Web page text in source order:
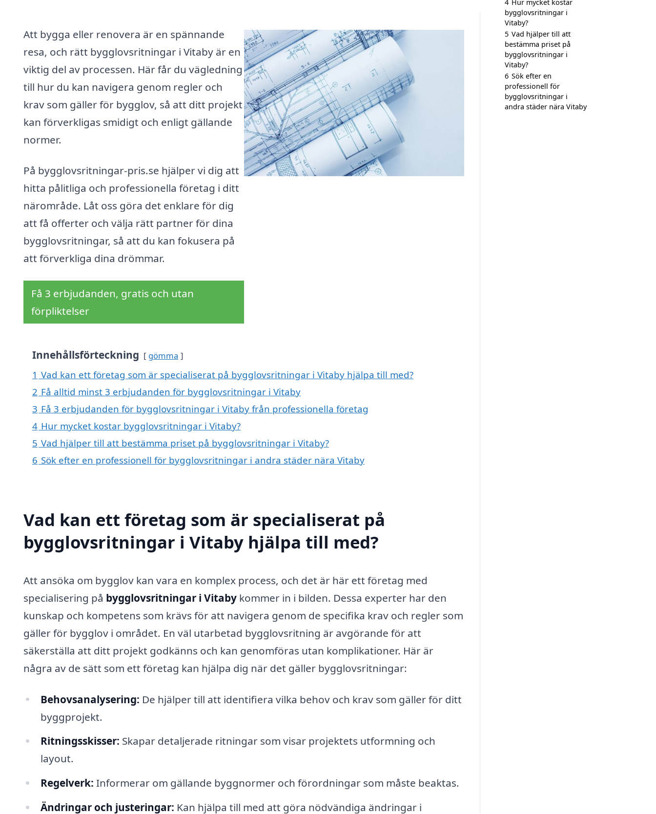
Att bygga eller renovera är en spännande
resa, och rätt bygglovsritningar i Vitaby är en
viktig del av processen. Här får du vägledning
till hur du kan navigera genom regler och
krav som gäller för bygglov, så att ditt projekt
kan förverkligas smidigt och enligt gällande
normer.
På bygglovsritningar-pris.se hjälper vi dig att
hitta pålitliga och professionella företag i ditt
närområde. Låt oss göra det enklare för dig
att få offerter och välja rätt partner för dina
bygglovsritningar, så att du kan fokusera på
att förverkliga dina drömmar.
Få 3 erbjudanden, gratis och utan
förpliktelser
Innehållsförteckning gömma
1 Vad kan ett företag som är specialiserat på bygglovsritningar i Vitaby hjälpa till med?
2 Få alltid minst 3 erbjudanden för bygglovsritningar i Vitaby
3 Få 3 erbjudanden för bygglovsritningar i Vitaby från professionella företag
4 Hur mycket kostar bygglovsritningar i Vitaby?
5 Vad hjälper till att bestämma priset på bygglovsritningar i Vitaby?
6 Sök efter en professionell för bygglovsritningar i andra städer nära Vitaby
Vad kan ett företag som är specialiserat på
bygglovsritningar i Vitaby hjälpa till med?
Att ansöka om bygglov kan vara en komplex process, och det är här ett företag med
specialisering på bygglovsritningar i Vitaby kommer in i bilden. Dessa experter har den
kunskap och kompetens som krävs för att navigera genom de specifika krav och regler som
gäller för bygglov i området. En väl utarbetad bygglovsritning är avgörande för att
säkerställa att ditt projekt godkänns och kan genomföras utan komplikationer. Här är
några av de sätt som ett företag kan hjälpa dig när det gäller bygglovsritningar:
Behovsanalysering: De hjälper till att identifiera vilka behov och krav som gäller för ditt
byggprojekt.
Ritningsskisser: Skapar detaljerade ritningar som visar projektets utformning och
layout.
Regelverk: Informerar om gällande byggnormer och förordningar som måste beaktas.
Ändringar och justeringar: Kan hjälpa till med att göra nödvändiga ändringar i
4 Hur mycket kostar
bygglovsritningar i
Vitaby?
5 Vad hjälper till att
bestämma priset på
bygglovsritningar i
Vitaby?
6 Sök efter en
professionell för
bygglovsritningar i
andra städer nära Vitaby